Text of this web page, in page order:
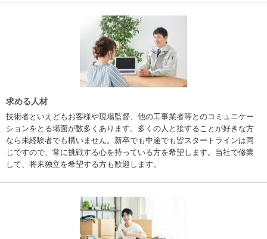
求める人材
技術者といえどもお客様や現場監督、他の工事業者等とのコミュニケー
ションをとる場面が数多くあります。多くの人と接することが好きな方
なら未経験者でも構いません。新卒でも中途でも皆スタートラインは同
じですので、常に挑戦する心を持っている方を希望します。当社で修業
して、将来独立を希望する方も歓迎します。